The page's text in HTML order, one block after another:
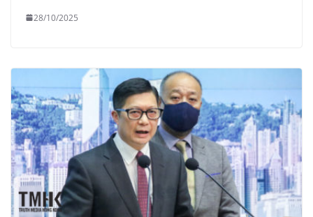
28/10/2025